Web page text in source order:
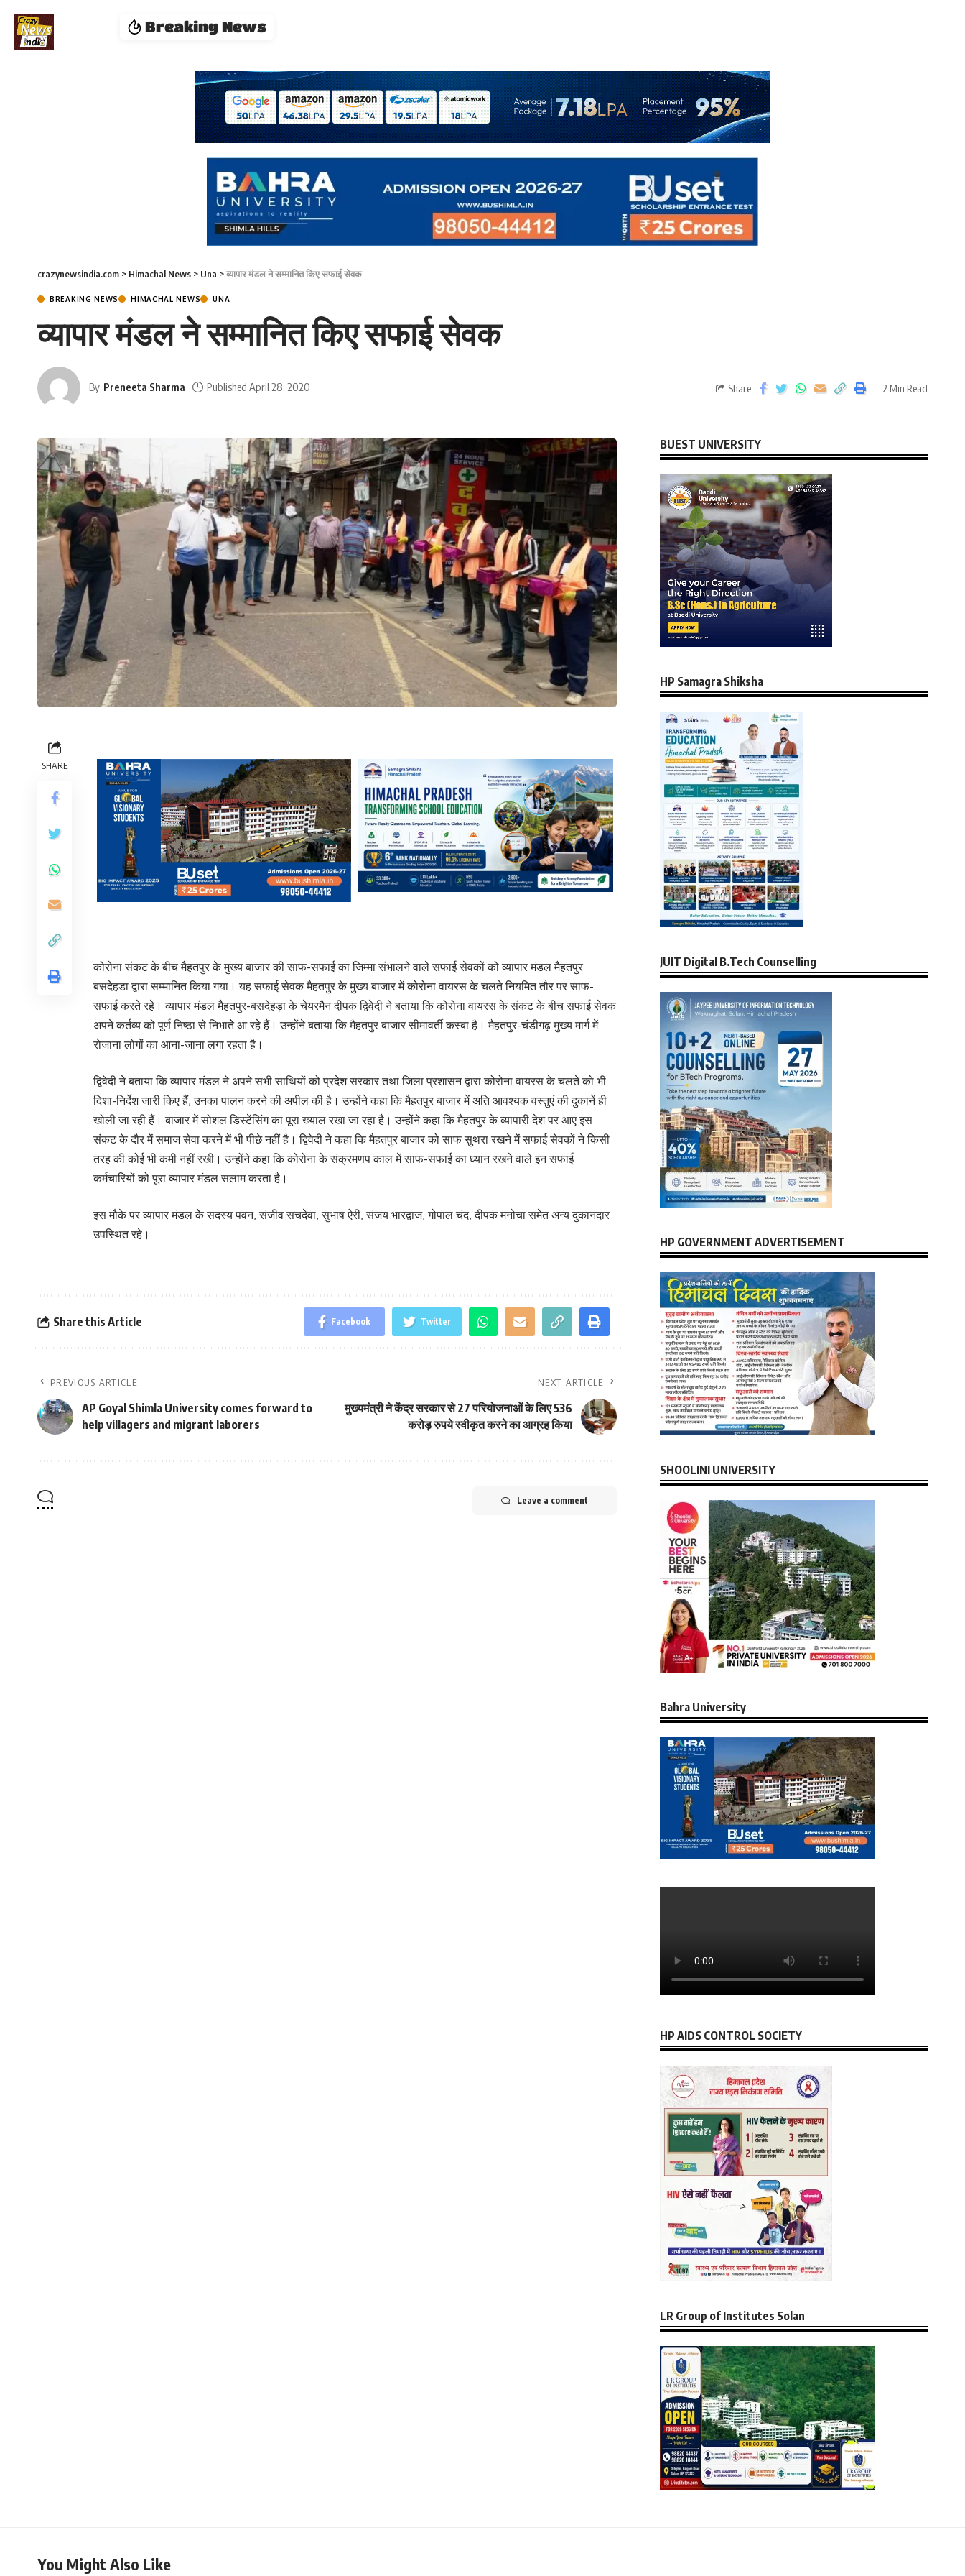
Breaking News
crazynewsindia.com > Himachal News > Una >व्यापार मंडल ने सम्मानित किए सफाई सेवक
BREAKING NEWS HIMACHAL NEWS UNA
व्यापार मंडल ने सम्मानित किए सफाई सेवक
By Preneeta Sharma Published April 28, 2020 Share 2 Min Read
SHARE
कोरोना संकट के बीच मैहतपुर के मुख्य बाजार की साफ-सफाई का जिम्मा संभालने वाले सफाई सेवकों को व्यापार मंडल मैहतपुर
बसदेहडा द्वारा सम्मानित किया गया। यह सफाई सेवक मैहतपुर के मुख्य बाजार में कोरोना वायरस के चलते नियमित तौर पर साफ-
सफाई करते रहे। व्यापार मंडल मैहतपुर-बसदेहड़ा के चेयरमैन दीपक द्विवेदी ने बताया कि कोरोना वायरस के संकट के बीच सफाई सेवक
अपने कर्तव्य को पूर्ण निष्ठा से निभातेे आ रहे हैं। उन्होंने बताया कि मैहतपुर बाजार सीमावर्ती कस्बा है। मैहतपुर-चंडीगढ़ मुख्य मार्ग में
रोजाना लोगों का आना-जाना लगा रहता है।
द्विवेदी ने बताया कि व्यापार मंडल ने अपने सभी साथियों को प्रदेश सरकार तथा जिला प्रशासन द्वारा कोरोना वायरस के चलते को भी
दिशा-निर्देश जारी किए हैं, उनका पालन करने की अपील की है। उन्होंने कहा कि मैहतपुर बाजार में अति आवश्यक वस्तुएं की दुकानें ही
खोली जा रही हैं। बाजार में सोशल डिस्टेंसिंग का पूरा ख्याल रखा जा रहा है। उन्होंने कहा कि मैहतपुर के व्यापारी देश पर आए इस
संकट के दौर में समाज सेवा करने में भी पीछे नहीं है। द्विवेदी ने कहा कि मैहतपुर बाजार को साफ सुथरा रखने में सफाई सेवकों ने किसी
तरह की कोई भी कमी नहीं रखी। उन्होंने कहा कि कोरोना के संक्रमणप काल में साफ-सफाई का ध्यान रखने वाले इन सफाई
कर्मचारियों को पूरा व्यापार मंडल सलाम करता है।
इस मौके पर व्यापार मंडल केे सदस्य पवन, संजीव सचदेवा, सुभाष ऐरी, संजय भारद्वाज, गोपाल चंद, दीपक मनोचा समेत अन्य दुकानदार
उपस्थित रहे।
Share this Article Facebook Twitter
PREVIOUS ARTICLE
AP Goyal Shimla University comes forward to
help villagers and migrant laborers
NEXT ARTICLE
मुख्यमंत्री ने केंद्र सरकार से 27 परियोजनाओं के लिए 536
करोड़ रुपये स्वीकृत करने का आग्रह किया
Leave a comment
BUEST UNIVERSITY
HP Samagra Shiksha
JUIT Digital B.Tech Counselling
HP GOVERNMENT ADVERTISEMENT
SHOOLINI UNIVERSITY
Bahra University
HP AIDS CONTROL SOCIETY
LR Group of Institutes Solan
You Might Also Like